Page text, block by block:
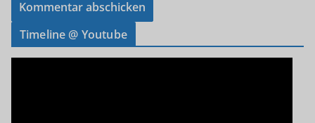
Timeline @ Youtube